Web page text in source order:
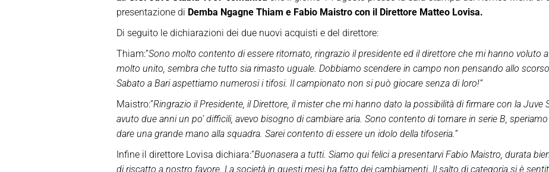
presentazione di Demba Ngagne Thiam e Fabio Maistro con il Direttore Matteo Lovisa.
Di seguito le dichiarazioni dei due nuovi acquisti e del direttore:
Thiam:”Sono molto contento di essere ritornato, ringrazio il presidente ed il direttore che mi hanno voluto
molto unito, sembra che tutto sia rimasto uguale. Dobbiamo scendere in campo non pensando allo
Sabato a Bari aspettiamo numerosi i tifosi. Il campionato non si può giocare senza di loro!”
Maistro:”Ringrazio il Presidente, il Direttore, il mister che mi hanno dato la possibilità di firmare con la Juve
avuto due anni un po’ difficili, avevo bisogno di cambiare aria. Sono contento di tornare in serie B,
dare una grande mano alla squadra. Sarei contento di essere un idolo della tifoseria.”
Infine il direttore Lovisa dichiara:”Buonasera a tutti. Siamo qui felici a presentarvi Fabio Maistro, durata
di riscatto a nostro favore. La società in questi mesi ha fatto dei cambiamenti. Il salto di categoria si è